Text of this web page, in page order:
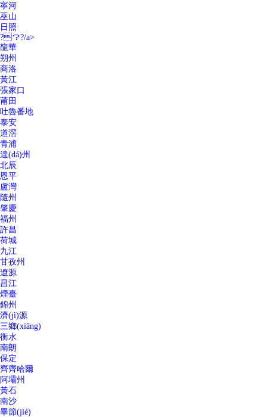
寧河
巫山
日照
?？?/a>
龍華
朔州
商洛
黃江
張家口
莆田
吐魯番地
泰安
道滘
青浦
達(dá)州
北辰
恩平
盧灣
隨州
肇慶
福州
許昌
荷城
九江
甘孜州
遼源
昌江
煙臺
錦州
濟(jì)源
三鄉(xiāng)
衡水
南朗
保定
齊齊哈爾
阿壩州
黃石
南沙
畢節(jié)